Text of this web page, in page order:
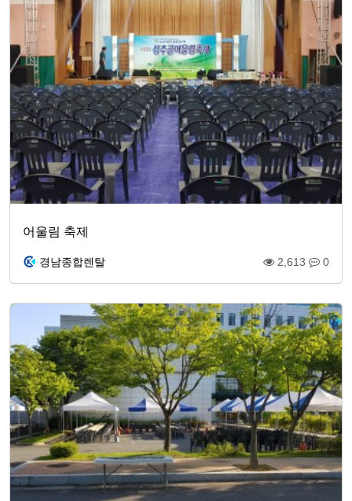
어울림 축제
경남종합렌탈 2,613 0